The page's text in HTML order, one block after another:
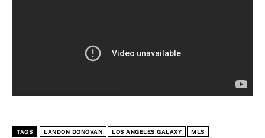
TAGS LANDON DONOVAN LOS ÁNGELES GALAXY MLS